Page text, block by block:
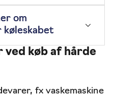
om
køleskabet
køb af hårde
fx vaskemaskine